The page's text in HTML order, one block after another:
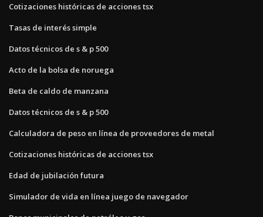
Cotizaciones históricas de acciones tsx
Tasas de interés simple
Datos técnicos de s & p 500
Acto de la bolsa de noruega
Beta de caldo de manzana
Datos técnicos de s & p 500
Calculadora de peso en línea de proveedores de metal
Cotizaciones históricas de acciones tsx
Edad de jubilación futura
Simulador de vida en línea juego de navegador